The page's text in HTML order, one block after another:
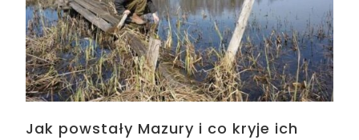
Jak powstały Mazury i co kryje ich